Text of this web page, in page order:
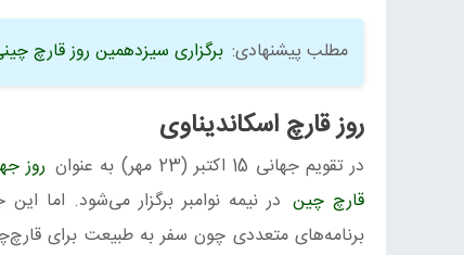
مطلب پیشنهادی: برگزاری سیزدهمین روز قارچ
روز قارچ اسکاندیناوی
در تقویم جهانی 15 اکتبر (23 مهر) به عنوان روز
قارچ چین در نیمه نوامبر برگزار می‌شود. اما
برنامه‌های متعددی چون سفر به طبیعت برای